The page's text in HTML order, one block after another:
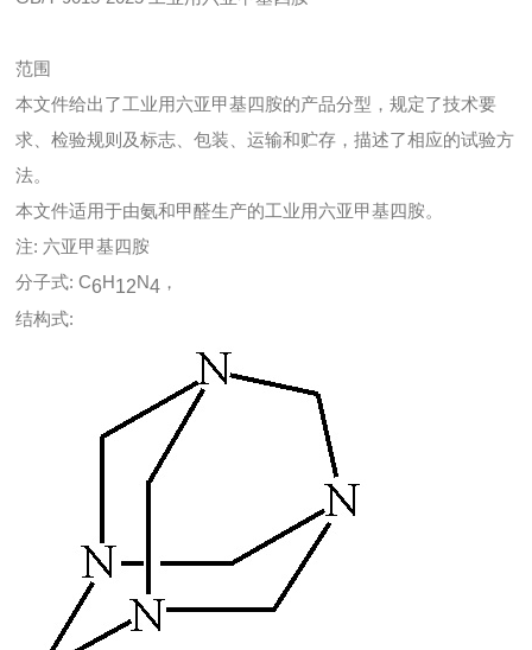
范围
本文件给出了工业用六亚甲基四胺的产品分型，规定了技术要
求、检验规则及标志、包装、运输和贮存，描述了相应的试验方
法。
本文件适用于由氨和甲醛生产的工业用六亚甲基四胺。
注: 六亚甲基四胺
分子式: C6H12N4 ，
结构式: